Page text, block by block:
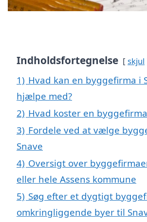
Indholdsfortegnelse skjul
1) Hvad kan en byggefirma i
hjælpe med?
2) Hvad koster en
3) Fordele ved at vælge
Snave
4) Oversigt over
eller hele Assens kommune
5) Søg efter et dygtigt
omkringliggende byer til